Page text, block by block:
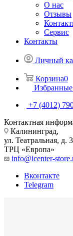
О нас
Отзывы
Сервис
Контакты
Личный
Корзина0
+7 (4012)
Контактная
Калининград,
ул. Театральная, д.
ТРЦ «Европа»
info@icenter-
Вконтакте
Telegram